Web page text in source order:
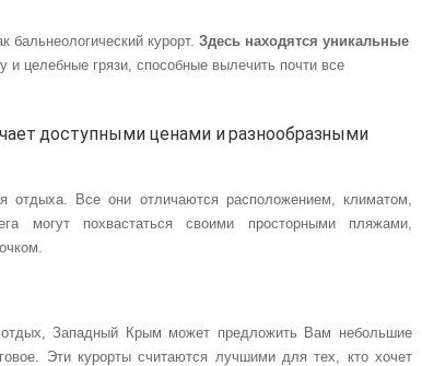
бальнеологический курорт. Здесь находятся уникальные
и целебные грязи, способные вылечить почти все
доступными ценами и разнообразными
Все они отличаются расположением, климатом,
могут похвастаться своими просторными пляжами,
Западный Крым может предложить Вам небольшие
Эти курорты считаются лучшими для тех, кто хочет